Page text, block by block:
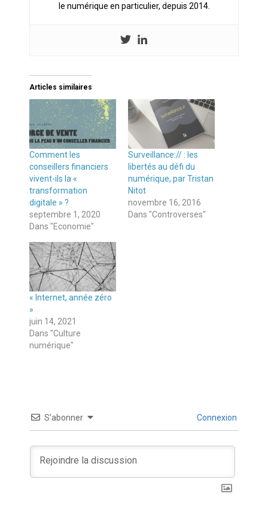
le numérique en particulier, depuis 2014.
Articles similaires
Comment les
conseillers financiers
vivent-ils la «
transformation
digitale » ?
septembre 1, 2020
Dans "Economie"
Surveillance:// : les
libertés au défi du
numérique, par Tristan
Nitot
novembre 16, 2016
Dans "Controverses"
« Internet, année zéro
»
juin 14, 2021
Dans "Culture
numérique"
S’abonner Connexion